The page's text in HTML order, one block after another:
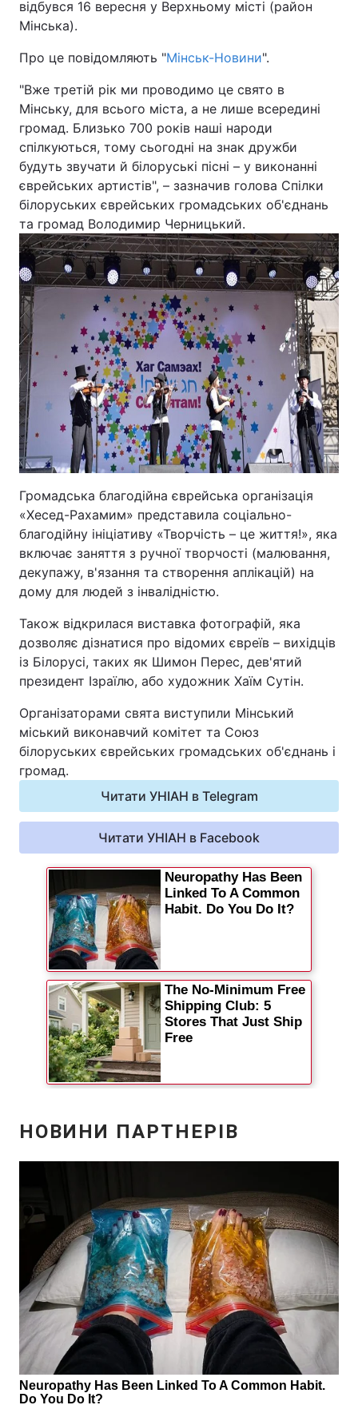
Одеса
Спорт Наука
Техно і зв'язок Лайт
Зброя Інциденти
Здоров'я Туризм
Цікавинки Погода
Відео з Youtube Статті
Інтерв'ю Думки
Архів Вакансії
Контакти
ПОСЛУГИ
Моніторинг Пресцентр
відбувся 16 вересня у Верхньому місті (район
Мінська).
Про це повідомляють "Мінськ-Новини".
"Вже третій рік ми проводимо це свято в
Мінську, для всього міста, а не лише всередині
громад. Близько 700 років наші народи
спілкуються, тому сьогодні на знак дружби
будуть звучати й білоруські пісні – у виконанні
єврейських артистів", – зазначив голова Спілки
білоруських єврейських громадських об'єднань
та громад Володимир Черницький.
Громадська благодійна єврейська організація
«Хесед-Рахамим» представила соціально-
благодійну ініціативу «Творчість – це життя!», яка
включає заняття з ручної творчості (малювання,
декупажу, в'язання та створення аплікацій) на
дому для людей з інвалідністю.
Також відкрилася виставка фотографій, яка
дозволяє дізнатися про відомих євреїв – вихідців
із Білорусі, таких як Шимон Перес, дев'ятий
президент Ізраїлю, або художник Хаїм Сутін.
Організаторами свята виступили Мінський
міський виконавчий комітет та Союз
білоруських єврейських громадських об'єднань і
громад.
Читати УНІАН в Telegram
Читати УНІАН в Facebook